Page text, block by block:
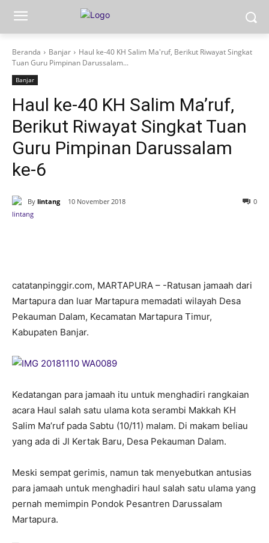
Beranda Banjar
Haul ke-40 KH Salim Ma'ruf, Berikut Riwayat Singkat
Tuan Guru Pimpinan Darussalam...
Banjar
Haul ke-40 KH Salim Ma’ruf,
Berikut Riwayat Singkat Tuan
Guru Pimpinan Darussalam
ke-6
By lintang 10 November 2018 0
catatanpinggir.com, MARTAPURA – -Ratusan jamaah dari
Martapura dan luar Martapura memadati wilayah Desa
Pekauman Dalam, Kecamatan Martapura Timur,
Kabupaten Banjar.
Kedatangan para jamaah itu untuk menghadiri rangkaian
acara Haul salah satu ulama kota serambi Makkah KH
Salim Ma’ruf pada Sabtu (10/11) malam. Di makam beliau
yang ada di Jl Kertak Baru, Desa Pekauman Dalam.
Meski sempat gerimis, namun tak menyebutkan antusias
para jamaah untuk menghadiri haul salah satu ulama yang
pernah memimpin Pondok Pesantren Darussalam
Martapura.